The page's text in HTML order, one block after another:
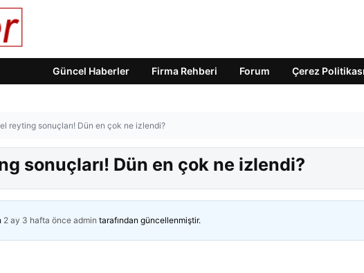
Güncel Haberler Firma Rehberi Forum Çerez Politikası
reyting sonuçları! Dün en çok ne izlendi?
sonuçları! Dün en çok ne izlendi?
2 ay 3 hafta önce admin tarafından güncellenmiştir.